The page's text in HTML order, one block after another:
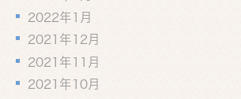
2022年1月
2021年12月
2021年11月
2021年10月